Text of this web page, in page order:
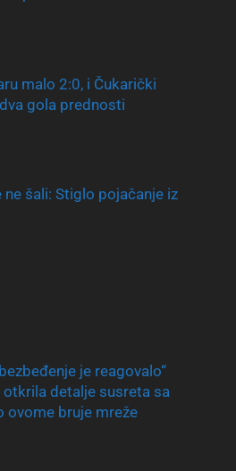
malo 2:0, i Čukarički
gola prednosti
ne šali: Stiglo pojačanje iz
je reagovalo“
otkrila detalje susreta sa
ovome bruje mreže